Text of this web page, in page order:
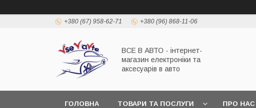
+380 (67) 958-62-71 +380 (96) 868-11-06
ВСЕ В АВТО - інтернет-
магазин електроніки та
аксесуарів в авто
ГОЛОВНА ТОВАРИ ТА ПОСЛУГИ ПРО НАС